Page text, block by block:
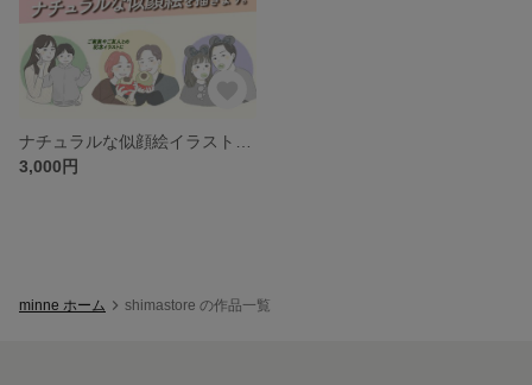
3,000円
minne ホーム shimastore の作品一覧